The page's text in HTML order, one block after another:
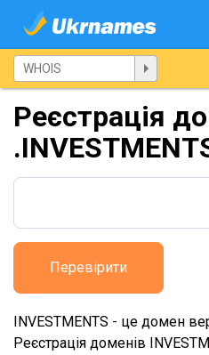
Реєстрація
Перевірити
INVESTMENTS - це домен
Реєстрація доменів